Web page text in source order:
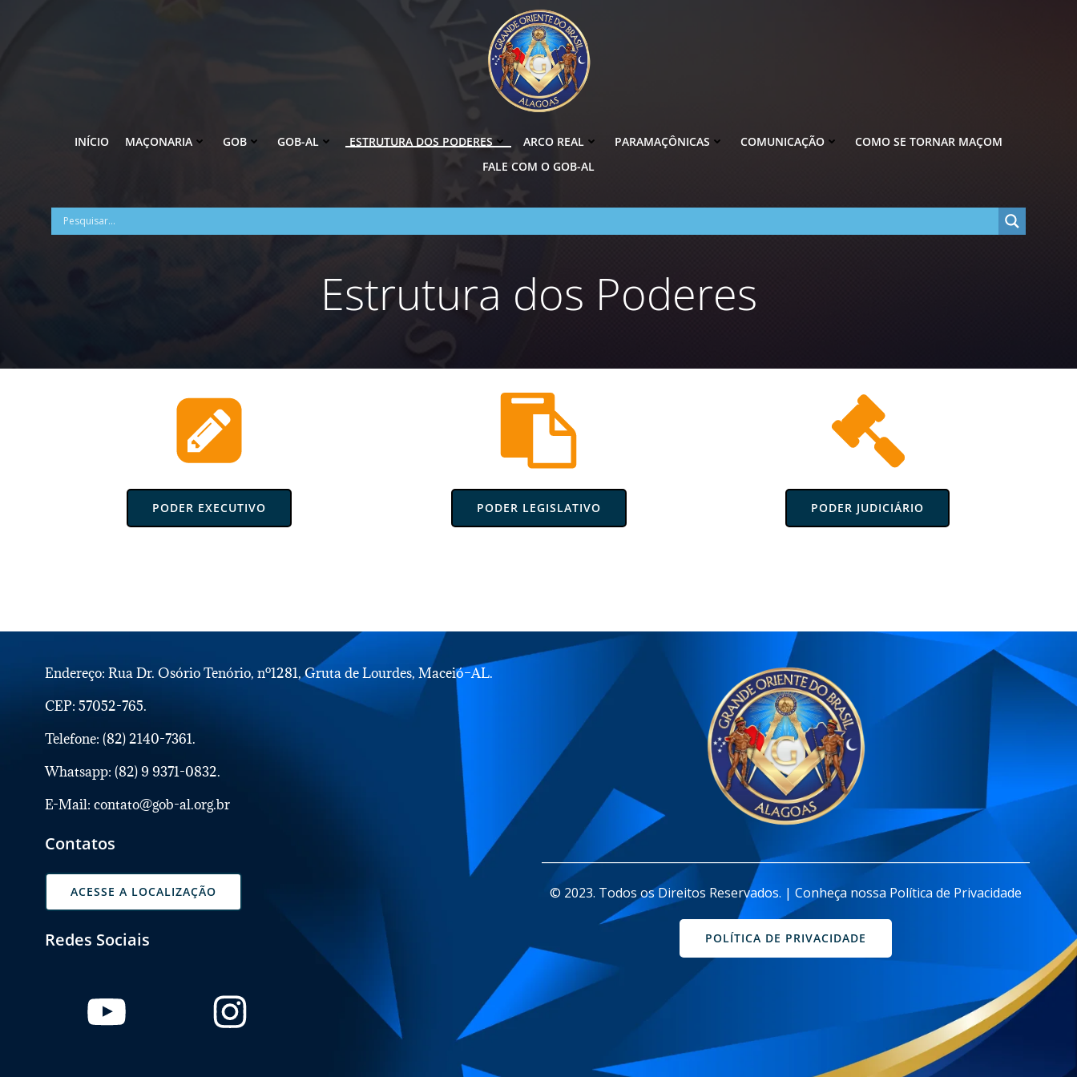
INÍCIO MAÇONARIA GOB GOB-AL ESTRUTURA DOS PODERES ARCO REAL PARAMAÇÔNICAS COMUNICAÇÃO
COMO SE TORNAR MAÇOM
FALE COM O GOB-AL
Estrutura dos Poderes
PODER EXECUTIVO PODER LEGISLATIVO PODER JUDICIÁRIO
Endereço: Rua Dr. Osório Tenório, nº1281, Gruta de Lourdes, Maceió–AL.
CEP: 57052-765.
Telefone: (82) 2140-7361.
Whatsapp: (82) 9 9371-0832.
E-Mail: contato@gob-al.org.br
Contatos
ACESSE A LOCALIZAÇÃO
Redes Sociais
_______________________________________________________________________________________
© 2023. Todos os Direitos Reservados. | Conheça nossa Política de Privacidade
POLÍTICA DE PRIVACIDADE